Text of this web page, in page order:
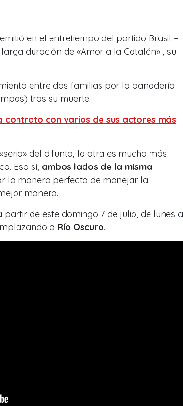
en el entretiempo del partido Brasil –
duración de «Amor a la Catalán» , su
entre dos familias por la panadería
tras su muerte.
contrato con varios de sus actores más
del difunto, la otra es mucho más
Eso sí, ambos lados de la misma
la manera perfecta de manejar la
manera.
partir de este domingo 7 de julio, de lunes a
a Río Oscuro.